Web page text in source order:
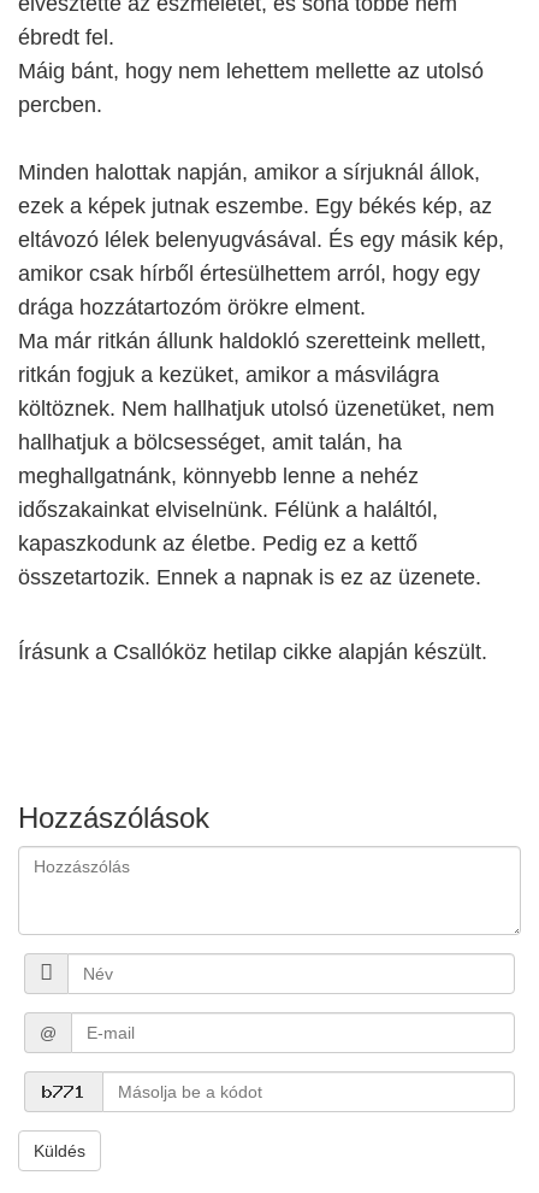
ébredt fel.
Máig bánt, hogy nem lehettem mellette az utolsó
percben.
Minden halottak napján, amikor a sírjuknál állok,
ezek a képek jutnak eszembe. Egy békés kép, az
eltávozó lélek belenyugvásával. És egy másik kép,
amikor csak hírből értesülhettem arról, hogy egy
drága hozzátartozóm örökre elment.
Ma már ritkán állunk haldokló szeretteink mellett,
ritkán fogjuk a kezüket, amikor a másvilágra
költöznek. Nem hallhatjuk utolsó üzenetüket, nem
hallhatjuk a bölcsességet, amit talán, ha
meghallgatnánk, könnyebb lenne a nehéz
időszakainkat elviselnünk. Félünk a haláltól,
kapaszkodunk az életbe. Pedig ez a kettő
összetartozik. Ennek a napnak is ez az üzenete.
Írásunk a Csallóköz hetilap cikke alapján készült.
Hozzászólások
@
Küldés